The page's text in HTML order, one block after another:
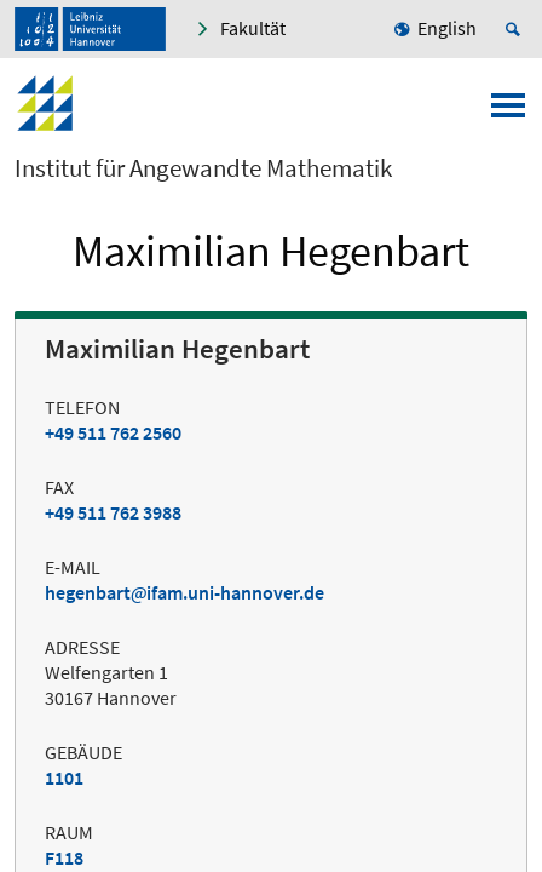
Fakultät English
Institut für Angewandte Mathematik
Maximilian Hegenbart
Maximilian Hegenbart
TELEFON
+49 511 762 2560
FAX
+49 511 762 3988
E-MAIL
hegenbart
ifam.uni-hannover.de
ADRESSE
Welfengarten 1
30167 Hannover
GEBÄUDE
1101
RAUM
F118